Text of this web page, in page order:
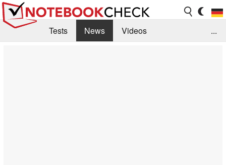
Tests News
Videos
...